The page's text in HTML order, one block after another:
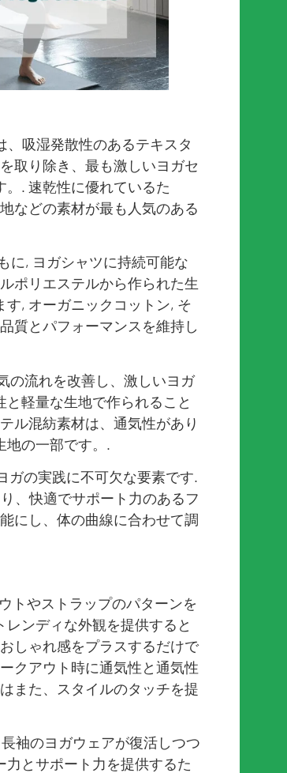
、吸湿発散性のあるテキスタ
取り除き、最も激しいヨガセ
. 速乾性に優れているた
などの素材が最も人気のある
に, ヨガシャツに持続可能な
ポリエステルから作られた生
, オーガニックコットン, そ
質とパフォーマンスを維持し
の流れを改善し、激しいヨガ
軽量な生地で作られること
ル混紡素材は、通気性があり
地の一部です。.
ガの実践に不可欠な要素です.
、快適でサポート力のあるフ
にし、体の曲線に合わせて調
トやストラップのパターンを
ンディな外観を提供すると
しゃれ感をプラスするだけで
クアウト時に通気性と通気性
また、スタイルのタッチを提
袖のヨガウェアが復活しつつ
とサポート力を提供するた